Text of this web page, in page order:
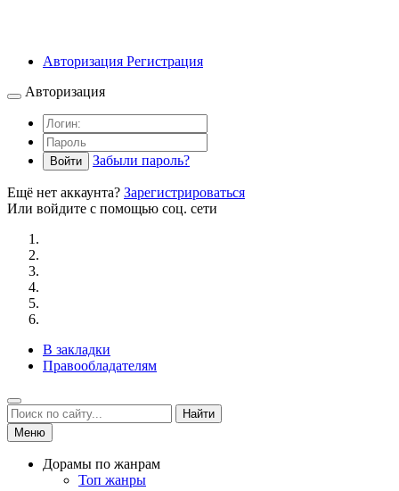
Авторизация Регистрация
Авторизация
Войти Забыли пароль?
Ещё нет аккаунта? Зарегистрироваться
Или войдите с помощью соц. сети
В закладки
Правообладателям
Найти
Меню
Дорамы по жанрам
Топ жанры